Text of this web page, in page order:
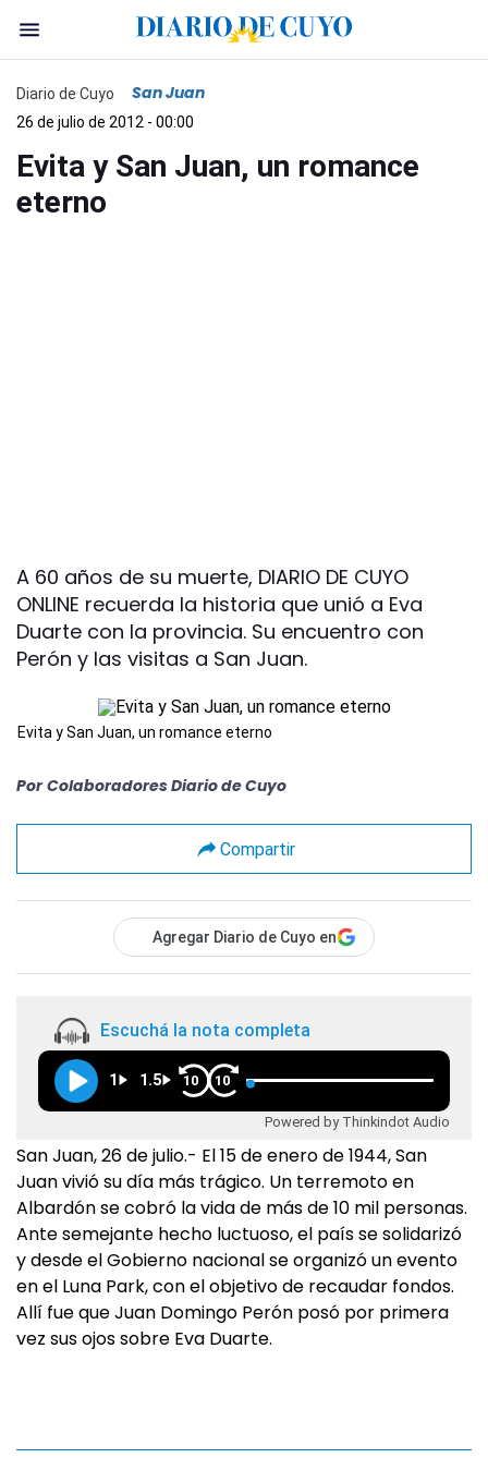
Diario de Cuyo San Juan
26 de julio de 2012 - 00:00
Evita y San Juan, un romance
eterno
A 60 años de su muerte, DIARIO DE CUYO
ONLINE recuerda la historia que unió a Eva
Duarte con la provincia. Su encuentro con
Perón y las visitas a San Juan.
Evita y San Juan, un romance eterno
Por Colaboradores Diario de Cuyo
Compartir
Agregar Diario de Cuyo en
Escuchá la nota completa
1 1.5 10 10
Powered by Thinkindot Audio
San Juan, 26 de julio.- El 15 de enero de 1944, San
Juan vivió su día más trágico. Un terremoto en
Albardón se cobró la vida de más de 10 mil personas.
Ante semejante hecho luctuoso, el país se solidarizó
y desde el Gobierno nacional se organizó un evento
en el Luna Park, con el objetivo de recaudar fondos.
Allí fue que Juan Domingo Perón posó por primera
vez sus ojos sobre Eva Duarte.